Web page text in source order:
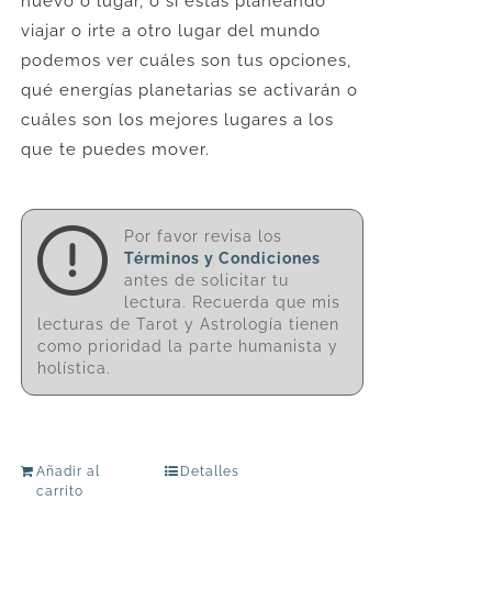
viajar o irte a otro lugar del mundo
podemos ver cuáles son tus opciones,
qué energías planetarias se activarán o
cuáles son los mejores lugares a los
que te puedes mover.
Por favor revisa los
Términos y Condiciones
antes de solicitar tu
lectura. Recuerda que mis
lecturas de Tarot y Astrología tienen
como prioridad la parte humanista y
holística.
Añadir al
carrito
Detalles